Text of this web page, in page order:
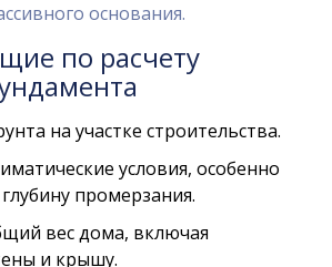
основания.
по расчету
на участке строительства.
условия, особенно
промерзания.
вес дома, включая
и крышу.